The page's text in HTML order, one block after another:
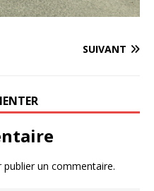
SUIVANT
un commentaire.